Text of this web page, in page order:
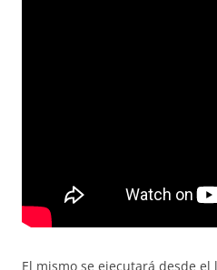
El mismo se ejecutará desde